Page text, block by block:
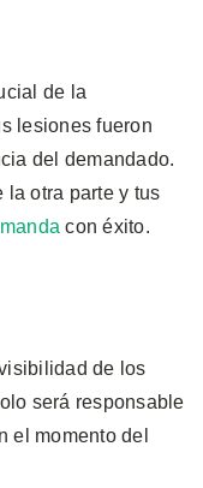
de la
lesiones fueron
del demandado.
la otra parte y tus
con éxito.
de los
será responsable
el momento del